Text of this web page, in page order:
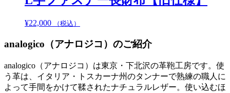
¥22,000 （税込）
商
に
は
複
analogico（アナロジコ）のご紹介
analogico（アナロジコ）は東京・下北沢の革鞄工房です。使
う革は、イタリア・トスカーナ州のタンナーで熟練の職人に
よって手間をかけて鞣されたナチュラルレザー。使い込むほ